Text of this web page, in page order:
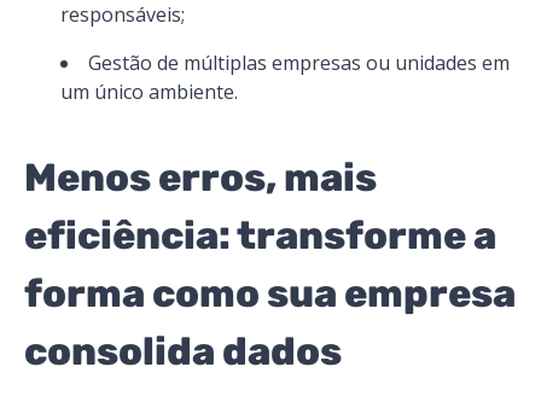
responsáveis;
Gestão de múltiplas empresas ou unidades em
um único ambiente.
Menos erros, mais
eficiência: transforme a
forma como sua empresa
consolida dados